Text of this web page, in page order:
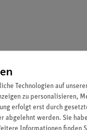
Technologien auf
zu personalisieren,
erfolgt erst durch
abgelehnt werden. Sie